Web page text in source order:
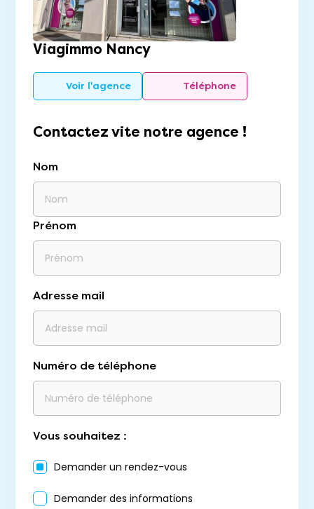
Viagimmo Nancy
Voir l'agence Téléphone
Contactez vite notre agence !
Nom
Prénom
Adresse mail
Numéro de téléphone
Vous souhaitez :
Demander un rendez-vous
Demander des informations